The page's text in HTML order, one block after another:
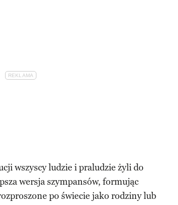
wszyscy ludzie i praludzie żyli do
wersja szympansów, formując
po świecie jako rodziny lub